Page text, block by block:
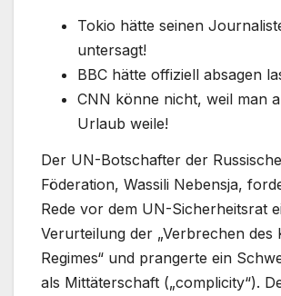
Tokio hätte seinen
untersagt!
BBC hätte offiziell absagen
CNN könne nicht, weil man
Urlaub weile!
Der UN-Botschafter der
Föderation, Wassili Nebensja,
Rede vor dem UN-Sicherheitsrat
Verurteilung der „Verbrechen des
Regimes“ und prangerte ein
als Mittäterschaft („complicity“).